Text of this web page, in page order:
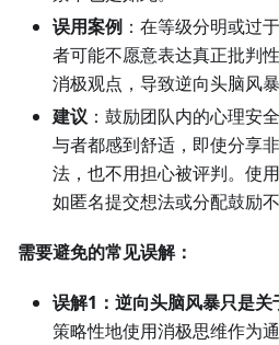
误用案例 ：在等级分明或过
者可能不愿意表达真正批判
消极观点，导致逆向头脑风
建议 ：鼓励团队内的心理安
与者都感到舒适，即使分享
法，也不用担心被评判。使
如匿名提交想法或分配鼓励不
需要避免的常见误解：
误解1：逆向头脑风暴只是关
策略性地使用消极思维作为